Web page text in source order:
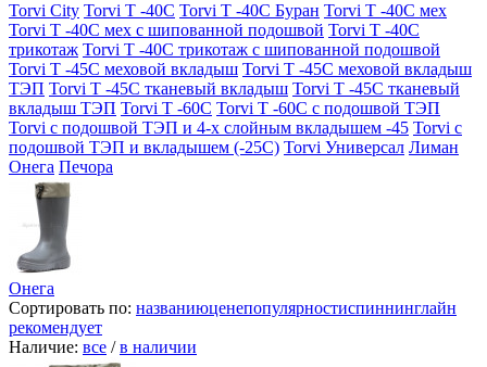
Torvi City Torvi T -40С Torvi T -40С Буран Torvi T -40С мех
Torvi T -40С мех с шипованной подошвой Torvi T -40С
трикотаж Torvi T -40С трикотаж с шипованной подошвой
Torvi T -45С меховой вкладыш Torvi T -45С меховой вкладыш
ТЭП Torvi T -45С тканевый вкладыш Torvi T -45С тканевый
вкладыш ТЭП Torvi T -60С Torvi T -60С с подошвой ТЭП
Torvi с подошвой ТЭП и 4-х слойным вкладышем -45 Torvi с
подошвой ТЭП и вкладышем (-25С) Torvi Универсал Лиман
Онега Печора
Онега
Сортировать по: названиюценепопулярностиспиннинглайн
рекомендует
Наличие: все /в наличии